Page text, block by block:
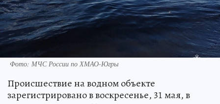
Фото: МЧС России по ХМАО-Югры
Происшествие на водном объекте
зарегистрировано в воскресенье, 31 мая, в